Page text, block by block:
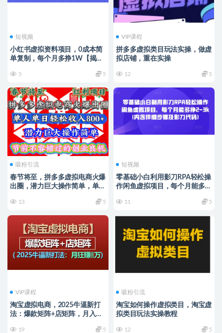
短视频
小红书虚拟资料项目，0成本简
单复制，每个月多挣1W【揭
5 5
VIP课程
拼多多虚拟类目玩法实操，做虚
拟店铺，重在实操
12 5
吸粉引流
春节将至，拼多多虚拟电商火爆
出圈，潜力巨大操作简单，单人
13 5
短视频
零基础小白利用影刀RPA轻松操
作闲鱼虚拟项目，每个月能多挣
11 5
VIP课程
淘宝虚拟电商，2025牛逼新打
法：爆款矩阵+店矩阵，月入过
19 5
吸粉引流
淘宝如何操作虚拟类目，淘宝虚
拟类目玩法实操教程
12 5